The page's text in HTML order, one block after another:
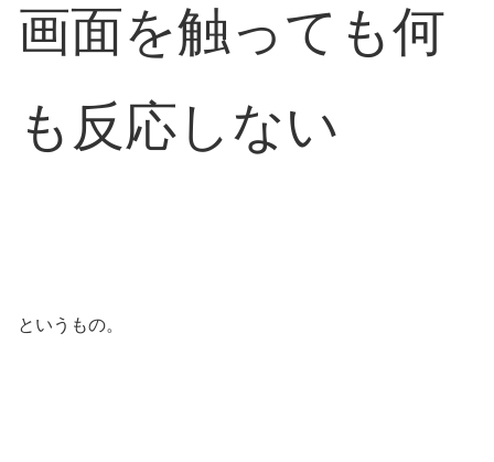
画面を触っても何
も反応しない
というもの。